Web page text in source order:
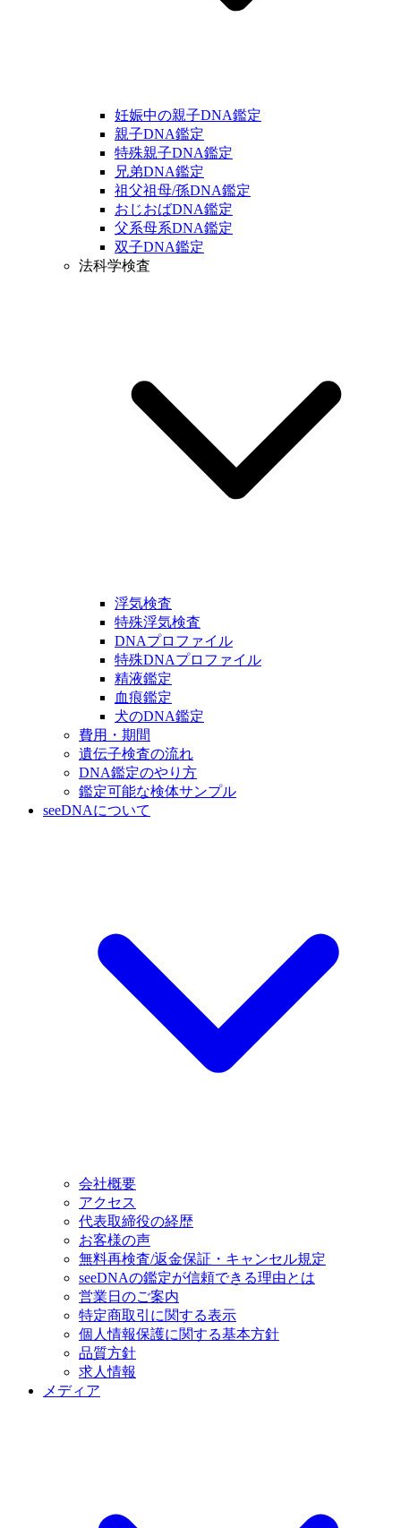
妊娠中の親子DNA鑑定
親子DNA鑑定
特殊親子DNA鑑定
兄弟DNA鑑定
祖父祖母/孫DNA鑑定
おじおばDNA鑑定
父系母系DNA鑑定
双子DNA鑑定
法科学検査
浮気検査
特殊浮気検査
DNAプロファイル
特殊DNAプロファイル
精液鑑定
血痕鑑定
犬のDNA鑑定
費用・期間
遺伝子検査の流れ
DNA鑑定のやり方
鑑定可能な検体サンプル
seeDNAについて
会社概要
アクセス
代表取締役の経歴
お客様の声
無料再検査/返金保証・キャンセル規定
seeDNAの鑑定が信頼できる理由とは
営業日のご案内
特定商取引に関する表示
個人情報保護に関する基本方針
品質方針
求人情報
メディア